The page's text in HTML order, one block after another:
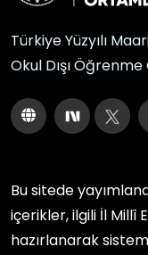
Türkiye Yüzyılı
Okul Dışı
Bu sitede
içerikler, ilgili İl Millî
hazırlanarak